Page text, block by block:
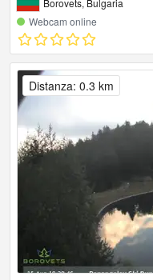
Borovets, Bulgaria
Webcam online
Distanza: 0.3 km